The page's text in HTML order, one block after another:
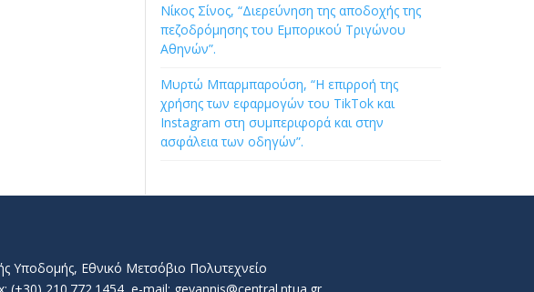
Νίκος Σίνος, “Διερεύνηση της αποδοχής της
πεζοδρόμησης του Εμπορικού Τριγώνου
Αθηνών”.
Μυρτώ Μπαρμπαρούση, “Η επιρροή της
χρήσης των εφαρμογών του TikTok και
Instagram στη συμπεριφορά και στην
ασφάλεια των οδηγών”.
Υποδομής, Εθνικό Μετσόβιο Πολυτεχνείο